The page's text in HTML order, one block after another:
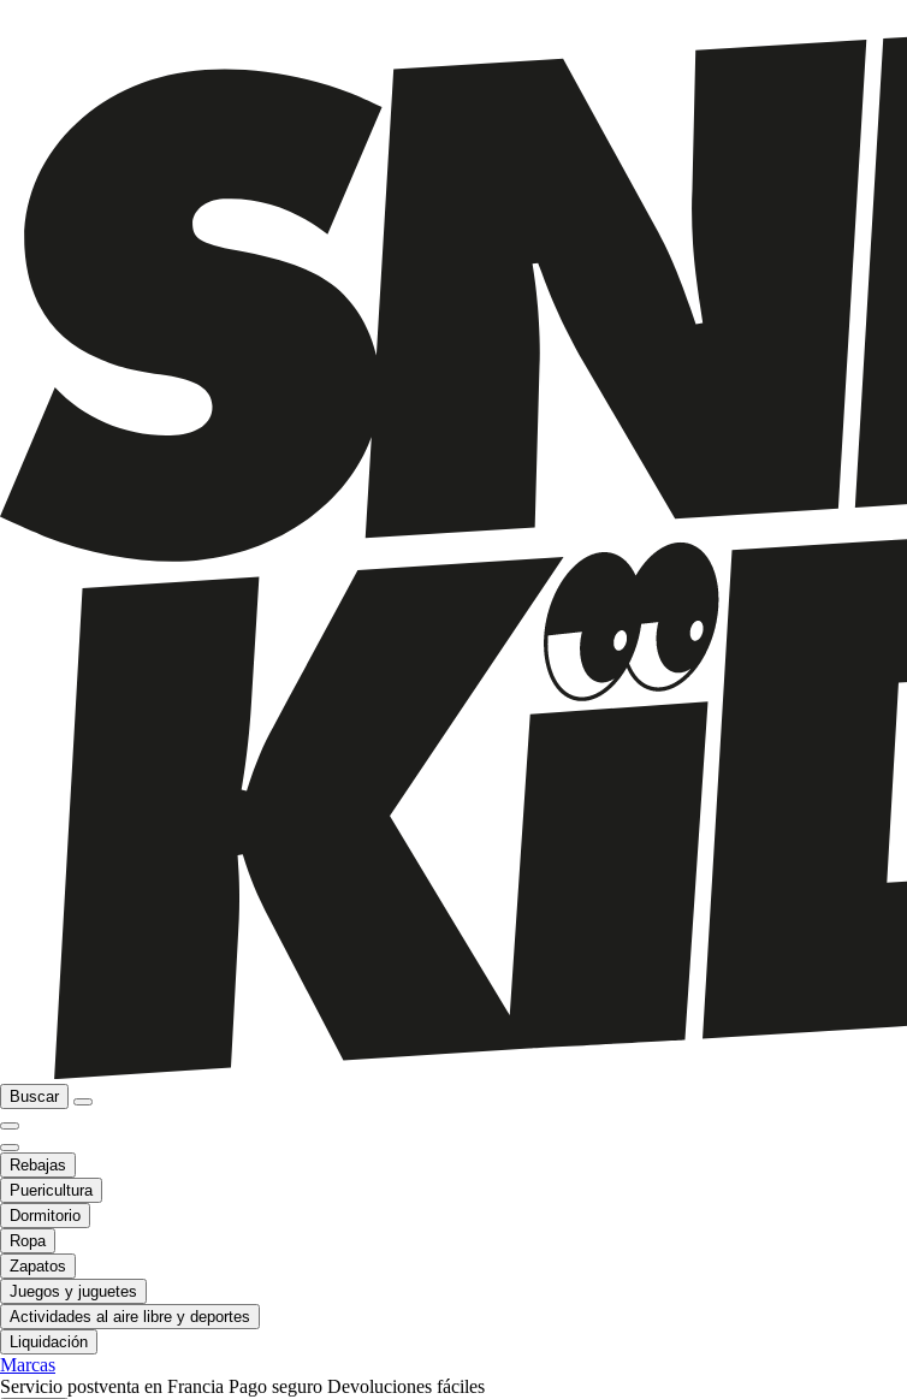
Buscar
Rebajas
Puericultura
Dormitorio
Ropa
Zapatos
Juegos y juguetes
Actividades al aire libre y deportes
Liquidación
Marcas
Servicio postventa en Francia Pago seguro Devoluciones fáciles